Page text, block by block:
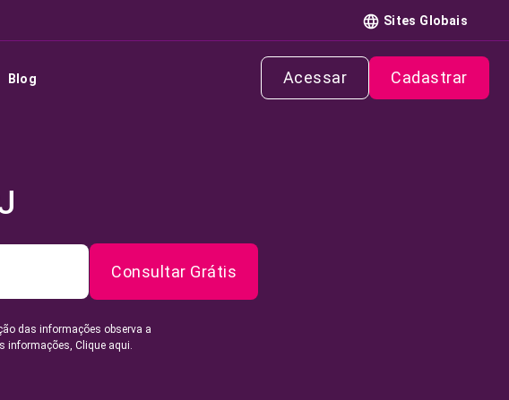
Sites Globais
Blog Acessar Cadastrar
Consultar Grátis
das informações observa a
informações, Clique aqui.